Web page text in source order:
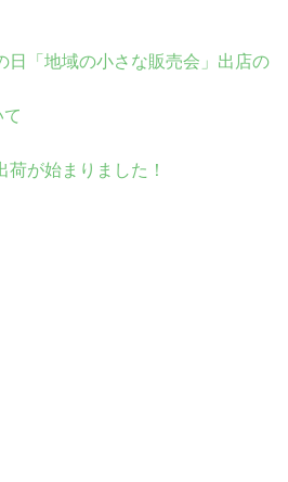
日「地域の小さな販売会」出店の
が始まりました！